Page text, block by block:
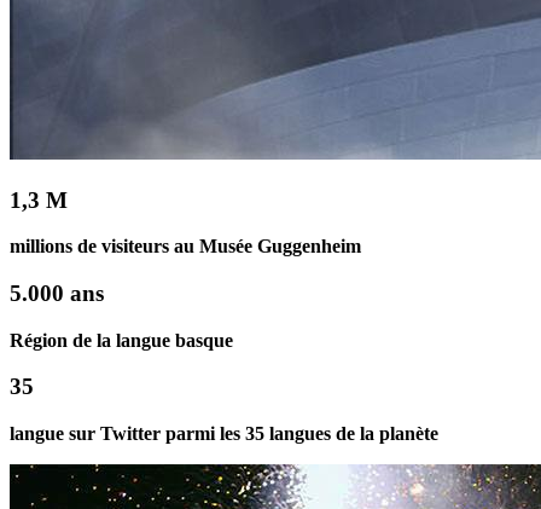
1,3 M
millions de visiteurs au Musée Guggenheim
5.000 ans
Région de la langue basque
35
langue sur Twitter parmi les 35 langues de la planète